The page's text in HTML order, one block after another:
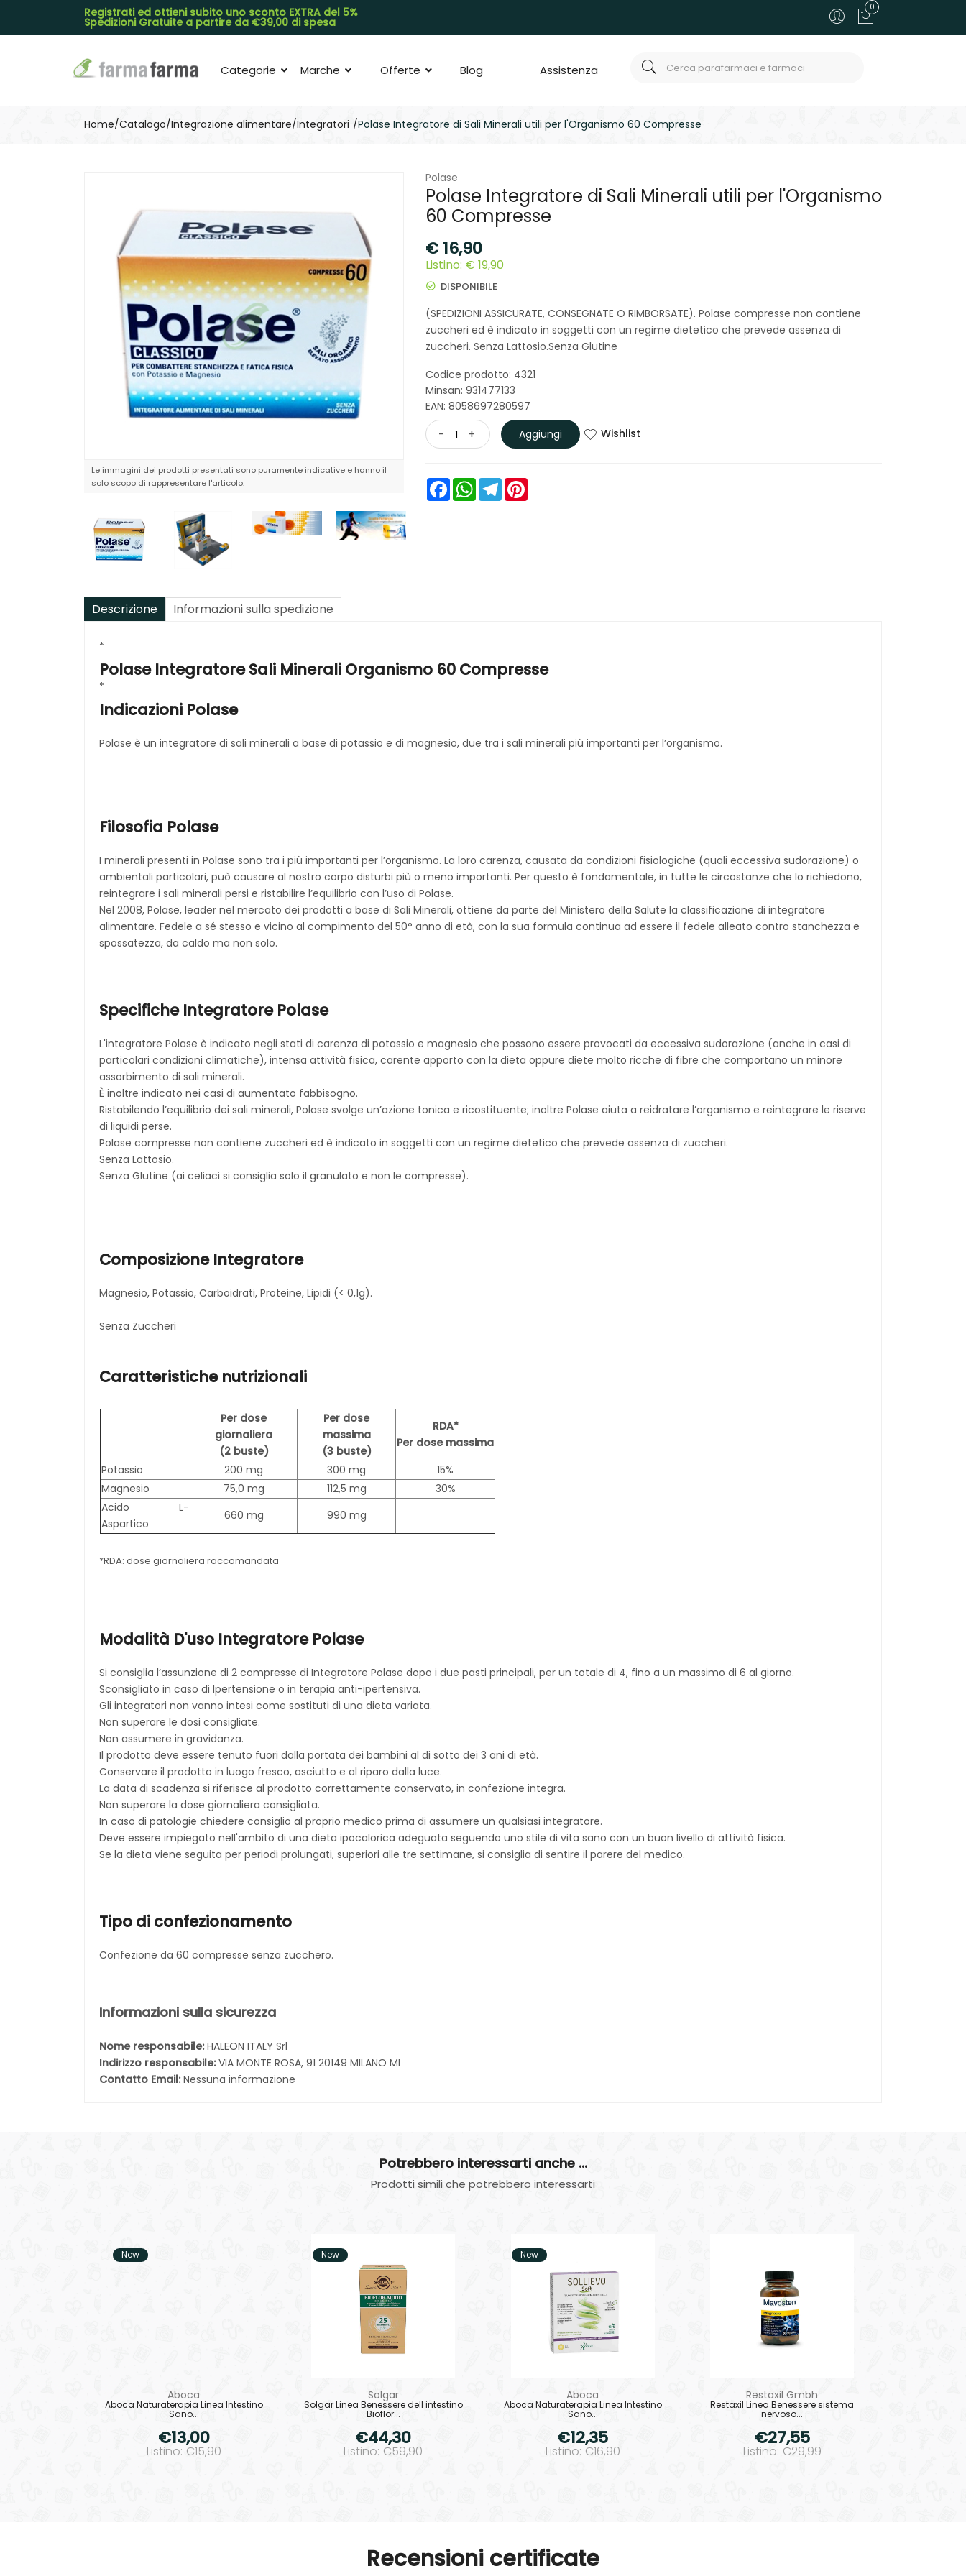
Registrati ed ottieni subito uno sconto EXTRA del 5%
Spedizioni Gratuite a partire da €39,00 di spesa
0
Categorie Marche Offerte Blog Assistenza
Home Catalogo/Integrazione alimentare/Integratori Polase Integratore di Sali Minerali utili per l'Organismo 60 Compresse
Le immagini dei prodotti presentati sono puramente indicative e hanno il
solo scopo di rappresentare l'articolo.
Polase
Polase Integratore di Sali Minerali utili per l'Organismo
60 Compresse
€ 16,90
Listino: € 19,90
DISPONIBILE
(SPEDIZIONI ASSICURATE, CONSEGNATE O RIMBORSATE). Polase compresse non contiene
zuccheri ed è indicato in soggetti con un regime dietetico che prevede assenza di
zuccheri. Senza Lattosio.Senza Glutine
Codice prodotto: 4321
Minsan: 931477133
EAN: 8058697280597
- + Aggiungi Wishlist
FacebookWhatsAppTelegram
Descrizione Informazioni sulla spedizione
*
Polase Integratore Sali Minerali Organismo 60 Compresse
*
Indicazioni Polase
Polase è un integratore di sali minerali a base di potassio e di magnesio, due tra i sali minerali più importanti per l’organismo.
Filosofia Polase
I minerali presenti in Polase sono tra i più importanti per l’organismo. La loro carenza, causata da condizioni fisiologiche (quali eccessiva sudorazione) o
ambientali particolari, può causare al nostro corpo disturbi più o meno importanti. Per questo è fondamentale, in tutte le circostanze che lo richiedono,
reintegrare i sali minerali persi e ristabilire l’equilibrio con l’uso di Polase.
Nel 2008, Polase, leader nel mercato dei prodotti a base di Sali Minerali, ottiene da parte del Ministero della Salute la classificazione di integratore
alimentare. Fedele a sé stesso e vicino al compimento del 50° anno di età, con la sua formula continua ad essere il fedele alleato contro stanchezza e
spossatezza, da caldo ma non solo.
Specifiche Integratore Polase
L'integratore Polase è indicato negli stati di carenza di potassio e magnesio che possono essere provocati da eccessiva sudorazione (anche in casi di
particolari condizioni climatiche), intensa attività fisica, carente apporto con la dieta oppure diete molto ricche di fibre che comportano un minore
assorbimento di sali minerali.
È inoltre indicato nei casi di aumentato fabbisogno.
Ristabilendo l’equilibrio dei sali minerali, Polase svolge un’azione tonica e ricostituente; inoltre Polase aiuta a reidratare l’organismo e reintegrare le riserve
di liquidi perse.
Polase compresse non contiene zuccheri ed è indicato in soggetti con un regime dietetico che prevede assenza di zuccheri.
Senza Lattosio.
Senza Glutine (ai celiaci si consiglia solo il granulato e non le compresse).
Composizione Integratore
Magnesio, Potassio, Carboidrati, Proteine, Lipidi (< 0,1g).
Senza Zuccheri
Caratteristiche nutrizionali
Per dose
giornaliera
(2 buste)
Per dose
massima
(3 buste)
RDA*
Per dose massima
Potassio
200 mg 300 mg
15%
Magnesio
75,0 mg 112,5 mg
30%
Acido L-
Aspartico
660 mg 990 mg
*RDA: dose giornaliera raccomandata
Modalità D'uso Integratore Polase
Si consiglia l’assunzione di 2 compresse di Integratore Polase dopo i due pasti principali, per un totale di 4, fino a un massimo di 6 al giorno.
Sconsigliato in caso di Ipertensione o in terapia anti-ipertensiva.
Gli integratori non vanno intesi come sostituti di una dieta variata.
Non superare le dosi consigliate.
Non assumere in gravidanza.
Il prodotto deve essere tenuto fuori dalla portata dei bambini al di sotto dei 3 ani di età.
Conservare il prodotto in luogo fresco, asciutto e al riparo dalla luce.
La data di scadenza si riferisce al prodotto correttamente conservato, in confezione integra.
Non superare la dose giornaliera consigliata.
In caso di patologie chiedere consiglio al proprio medico prima di assumere un qualsiasi integratore.
Deve essere impiegato nell'ambito di una dieta ipocalorica adeguata seguendo uno stile di vita sano con un buon livello di attività fisica.
Se la dieta viene seguita per periodi prolungati, superiori alle tre settimane, si consiglia di sentire il parere del medico.
Tipo di confezionamento
Confezione da 60 compresse senza zucchero.
Informazioni sulla sicurezza
Nome responsabile: HALEON ITALY Srl
Indirizzo responsabile: VIA MONTE ROSA, 91 20149 MILANO MI
Contatto Email: Nessuna informazione
Potrebbero interessarti anche ...
Prodotti simili che potrebbero interessarti
New
Aboca
Aboca Naturaterapia Linea Intestino
Sano...
€13,00
Listino: €15,90
New
Solgar
Solgar Linea Benessere dell intestino
Bioflor...
€44,30
Listino: €59,90
New
Aboca
Aboca Naturaterapia Linea Intestino
Sano...
€12,35
Listino: €16,90
Restaxil Gmbh
Restaxil Linea Benessere sistema
nervoso...
€27,55
Listino: €29,99
Recensioni certificate